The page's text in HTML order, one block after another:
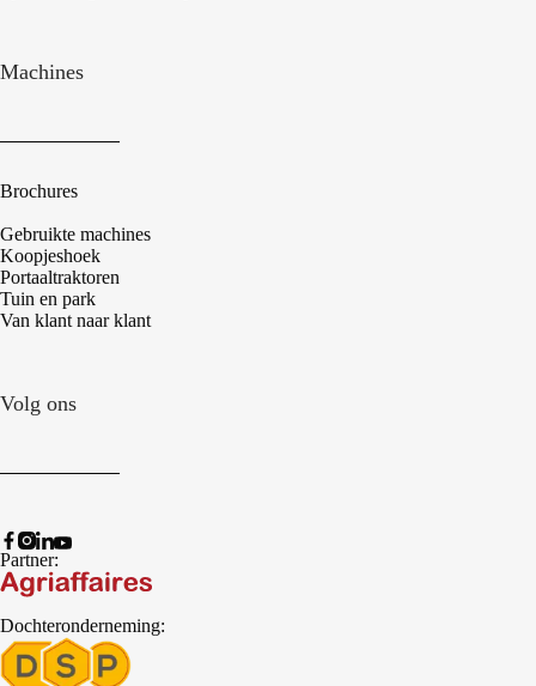
Machines
Brochures
Gebruikte machines
Koopjeshoek
Portaaltraktoren
Tuin en park
Van klant naar klant
Volg ons
Partner:
Dochteronderneming: